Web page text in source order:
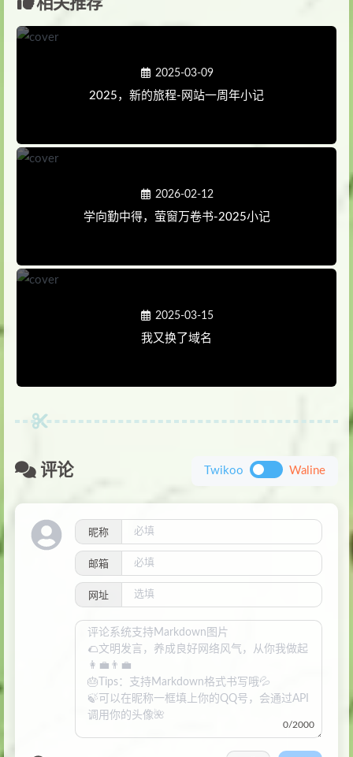
相关推荐
2025-03-09
2025，新的旅程-网站一周年小记
2026-02-12
学向勤中得，萤窗万卷书-2025小记
2025-03-15
我又换了域名
评论 Twikoo Waline
昵称
邮箱
网址
0/2000